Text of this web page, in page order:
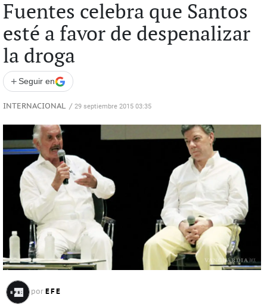
Fuentes celebra que Santos
esté a favor de despenalizar
la droga
+ Seguir en
INTERNACIONAL / 29 septiembre 2015 03:35
por EFE